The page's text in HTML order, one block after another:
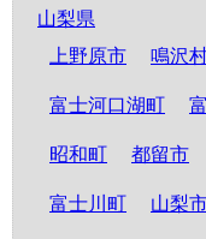
山梨県
上野原市
鳴沢
富士河口湖町
昭和町 都留市
富士川町 山梨